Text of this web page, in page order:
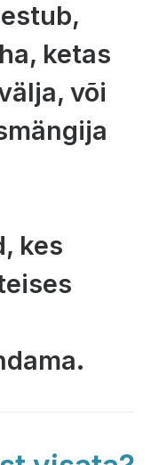
ketas
või
kes